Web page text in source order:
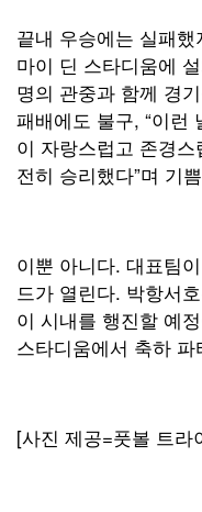
끝내 우승에는 실패
마이 딘 스타디움에
명의 관중과 함께 경
패배에도 불구, “이런
이 자랑스럽고 존경스
전히 승리했다”며 기
이뿐 아니다. 대표팀
드가 열린다. 박항서
이 시내를 행진할 예
스타디움에서 축하
[사진 제공=풋볼 트라